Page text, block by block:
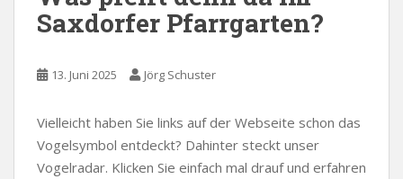
Saxdorfer Pfarrgarten?
13. Juni 2025 Jörg Schuster
Vielleicht haben Sie links auf der Webseite schon das
Vogelsymbol entdeckt? Dahinter steckt unser
Vogelradar. Klicken Sie einfach mal drauf und erfahren